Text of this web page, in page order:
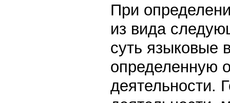
При
из вида
суть
определенную
деятельности.